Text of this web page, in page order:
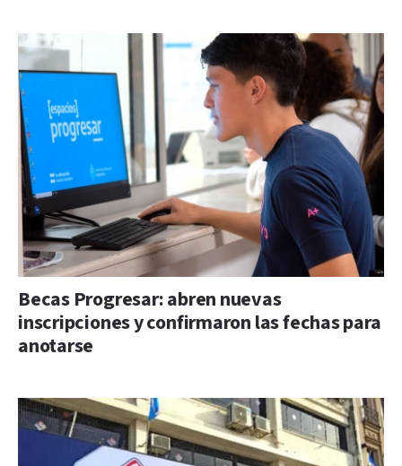
Becas Progresar: abren nuevas
inscripciones y confirmaron las fechas para
anotarse